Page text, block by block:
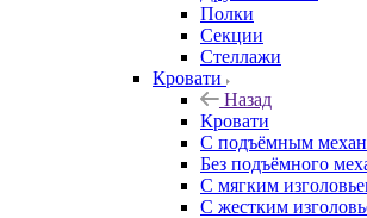
Полки
Секции
Стеллажи
Кровати
Назад
Кровати
С подъёмным
Без подъёмного
С мягким
С жестким